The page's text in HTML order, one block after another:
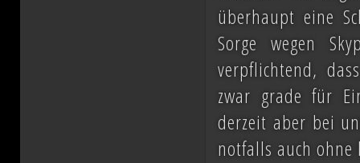
überhaupt eine
Sorge wegen
verpflichtend,
zwar grade für
derzeit aber bei
notfalls auch